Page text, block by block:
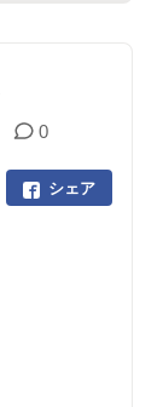
0
シェア